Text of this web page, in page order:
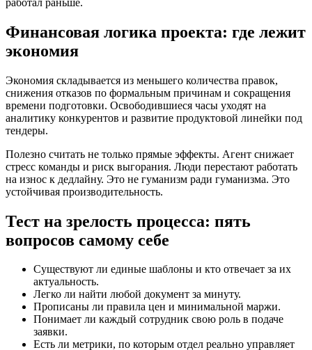
Финансовая логика проекта: где лежит
экономия
Экономия складывается из меньшего количества правок,
снижения отказов по формальным причинам и сокращения
времени подготовки. Освободившиеся часы уходят на
аналитику конкурентов и развитие продуктовой линейки под
тендеры.
Полезно считать не только прямые эффекты. Агент снижает
стресс команды и риск выгорания. Люди перестают работать
на износ к дедлайну. Это не гуманизм ради гуманизма. Это
устойчивая производительность.
Тест на зрелость процесса: пять
вопросов самому себе
Существуют ли единые шаблоны и кто отвечает за их
актуальность.
Легко ли найти любой документ за минуту.
Прописаны ли правила цен и минимальной маржи.
Понимает ли каждый сотрудник свою роль в подаче
заявки.
Есть ли метрики, по которым отдел реально управляет